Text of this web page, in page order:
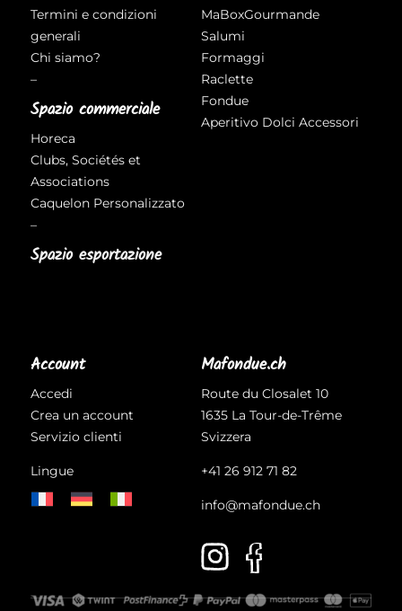
Termini e condizioni
generali
Chi siamo?
–
Spazio commerciale
Horeca
Clubs, Sociétés et
Associations
Caquelon Personalizzato
–
Spazio esportazione
MaBoxGourmande
Salumi
Formaggi
Raclette
Fondue
Aperitivo Dolci Accessori
Account
Accedi
Crea un account
Servizio clienti
Lingue
Mafondue.ch
Route du Closalet 10
1635 La Tour-de-Trême
Svizzera
+41 26 912 71 82
info@mafondue.ch